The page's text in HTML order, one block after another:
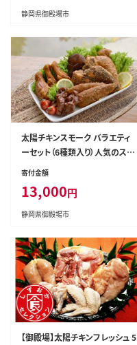
静岡県御殿場市
太陽チキンスモーク バラエティ
ーセット（6種類入り）人気のスモ
ークチキンを一箱にたくさん詰
めてお届け！◆
寄付金額
13,000円
静岡県御殿場市
【御殿場】太陽チキンフレッシュ 5